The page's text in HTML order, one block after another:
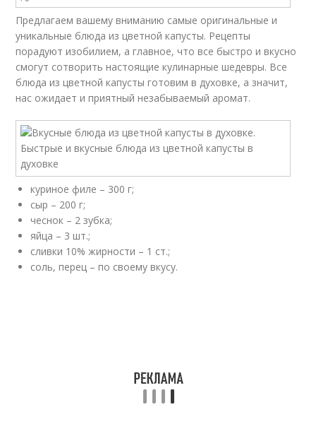
Предлагаем вашему вниманию самые оригинальные и
уникальные блюда из цветной капусты. Рецепты
порадуют изобилием, а главное, что все быстро и вкусно
смогут сотворить настоящие кулинарные шедевры. Все
блюда из цветной капусты готовим в духовке, а значит,
нас ожидает и приятный незабываемый аромат.
куриное филе – 300 г;
сыр – 200 г;
чеснок – 2 зубка;
яйца – 3 шт.;
сливки 10% жирности – 1 ст.;
соль, перец – по своему вкусу.